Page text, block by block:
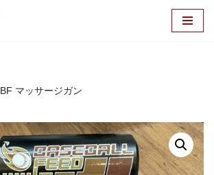
BF マッサージガン